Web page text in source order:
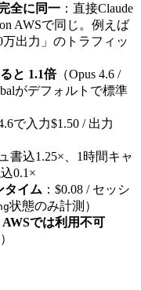
全に同一 ：直接Claude
AWSで同じ。例えば
万出力」のトラフィッ
と 1.1倍（Opus 4.6 /
がデフォルトで標準
で入力$1.50 / 出力
書込1.25×、1時間キャ
0.1×
タイム ：$0.08 / セッシ
状態のみ計測）
AWSでは利用不可